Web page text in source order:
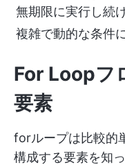
無期限に実行し続け
複雑で動的な条件
For Loopフ
要素
forループは比較的
構成する要素を知